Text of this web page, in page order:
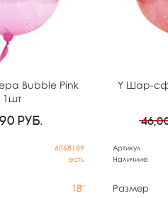
Bubble Pink
1шт
руб.
6068189
есть
18"
Y Шар-
Артикул
Наличиие
Размер